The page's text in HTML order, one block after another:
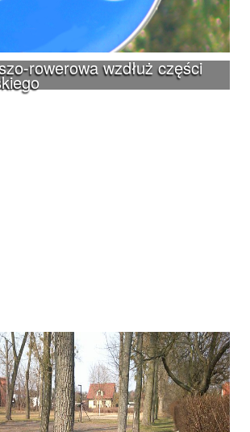
rowerowa wzdłuż części